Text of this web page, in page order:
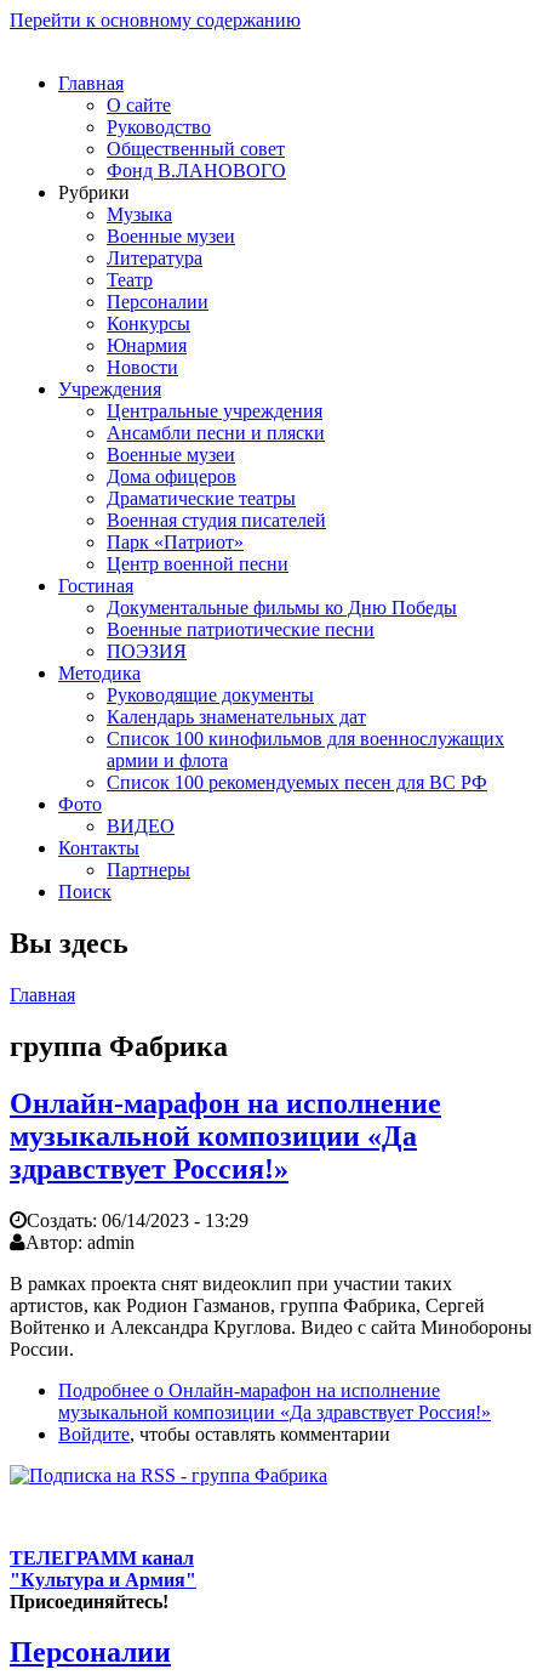
Перейти к основному содержанию
Главная
О сайте
Руководство
Общественный совет
Фонд В.ЛАНОВОГО
Рубрики
Музыка
Военные музеи
Литература
Театр
Персоналии
Конкурсы
Юнармия
Новости
Учреждения
Центральные учреждения
Ансамбли песни и пляски
Военные музеи
Дома офицеров
Драматические театры
Военная студия писателей
Парк «Патриот»
Центр военной песни
Гостиная
Документальные фильмы ко Дню Победы
Военные патриотические песни
ПОЭЗИЯ
Методика
Руководящие документы
Календарь знаменательных дат
Список 100 кинофильмов для военнослужащих
армии и флота
Список 100 рекомендуемых песен для ВС РФ
Фото
ВИДЕО
Контакты
Партнеры
Поиск
Вы здесь
Главная
группа Фабрика
Онлайн-марафон на исполнение
музыкальной композиции «Да
здравствует Россия!»
Создать: 06/14/2023 - 13:29
Автор: admin
В рамках проекта снят видеоклип при участии таких
артистов, как Родион Газманов, группа Фабрика, Сергей
Войтенко и Александра Круглова. Видео с сайта Минобороны
России.
Подробнее о Онлайн-марафон на исполнение
музыкальной композиции «Да здравствует Россия!»
Войдите, чтобы оставлять комментарии
ТЕЛЕГРАММ канал
"Культура и Армия"
Присоединяйтесь!
Персоналии